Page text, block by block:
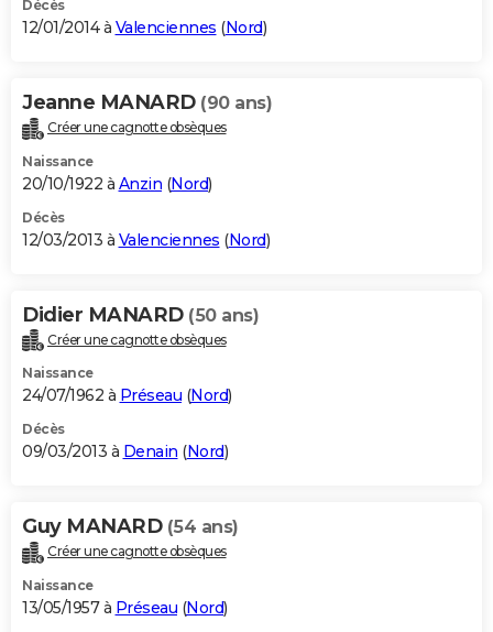
Décès
12/01/2014 à Valenciennes (Nord)
Jeanne MANARD (90 ans)
Créer une cagnotte obsèques
Naissance
20/10/1922 à Anzin (Nord)
Décès
12/03/2013 à Valenciennes (Nord)
Didier MANARD (50 ans)
Créer une cagnotte obsèques
Naissance
24/07/1962 à Préseau (Nord)
Décès
09/03/2013 à Denain (Nord)
Guy MANARD (54 ans)
Créer une cagnotte obsèques
Naissance
13/05/1957 à Préseau (Nord)